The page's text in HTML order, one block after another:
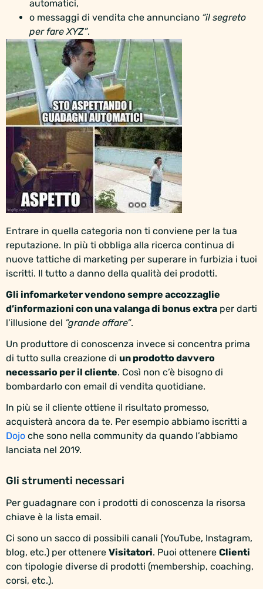
automatici,
o messaggi di vendita che annunciano “il segreto
per fare XYZ”.
Entrare in quella categoria non ti conviene per la tua
reputazione. In più ti obbliga alla ricerca continua di
nuove tattiche di marketing per superare in furbizia i tuoi
iscritti. Il tutto a danno della qualità dei prodotti.
Gli infomarketer vendono sempre accozzaglie
d’informazioni con una valanga di bonus extra per darti
l’illusione del ”grande affare”.
Un produttore di conoscenza invece si concentra prima
di tutto sulla creazione di un prodotto davvero
necessario per il cliente. Così non c’è bisogno di
bombardarlo con email di vendita quotidiane.
In più se il cliente ottiene il risultato promesso,
acquisterà ancora da te. Per esempio abbiamo iscritti a
Dojo che sono nella community da quando l’abbiamo
lanciata nel 2019.
Gli strumenti necessari
Per guadagnare con i prodotti di conoscenza la risorsa
chiave è la lista email.
Ci sono un sacco di possibili canali (YouTube, Instagram,
blog, etc.) per ottenere Visitatori. Puoi ottenere Clienti
con tipologie diverse di prodotti (membership, coaching,
corsi, etc.).